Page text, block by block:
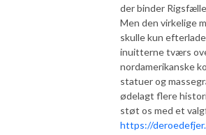
der binder
Men den virkelige
skulle kun
inuitterne tværs
nordamerikanske
statuer og
ødelagt flere
støt os med et
https://